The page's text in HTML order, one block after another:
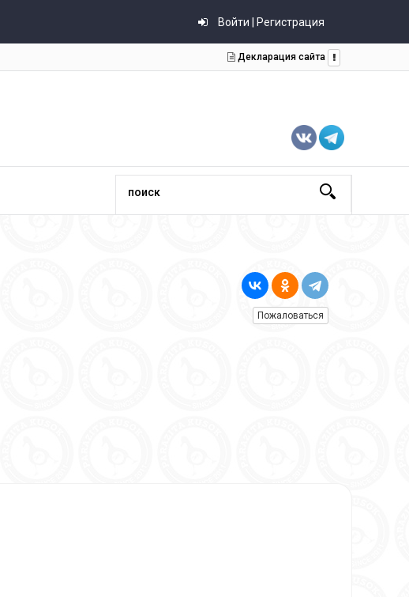
Войти | Регистрация
Декларация сайта
Пожаловаться